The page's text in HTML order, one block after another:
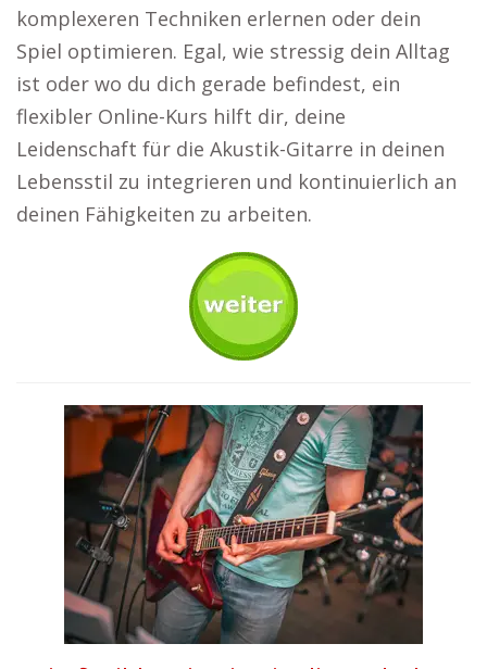
komplexeren Techniken erlernen oder dein
Spiel optimieren. Egal, wie stressig dein Alltag
ist oder wo du dich gerade befindest, ein
flexibler Online-Kurs hilft dir, deine
Leidenschaft für die Akustik-Gitarre in deinen
Lebensstil zu integrieren und kontinuierlich an
deinen Fähigkeiten zu arbeiten.